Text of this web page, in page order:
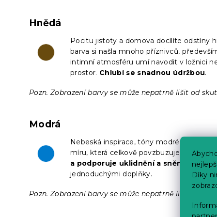
Díky
Hnědá
Pocitu jistoty a domova docílíte odstíny
barva si našla mnoho příznivců,
intimní atmosféru umí navodit v ložnici
prostor. Chlubí se snadnou údržbou.
Pozn. Zobrazení barvy se může nepatrně lišit od
Modrá
Nebeská inspirace, tóny modré probudí
míru, která celkově povzbuzuje a
a podporuje uklidnění a snění
.
jednoduchými doplňky.
Pozn. Zobrazení barvy se může nepatrně lišit od